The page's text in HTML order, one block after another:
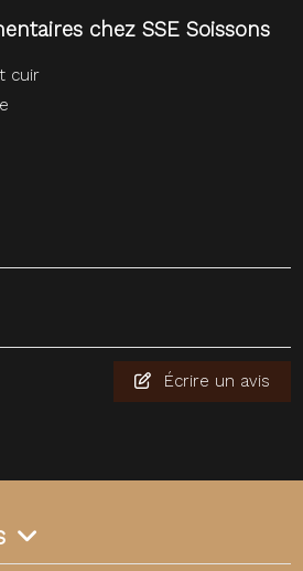
chez SSE Soissons
cuir
Écrire un avis